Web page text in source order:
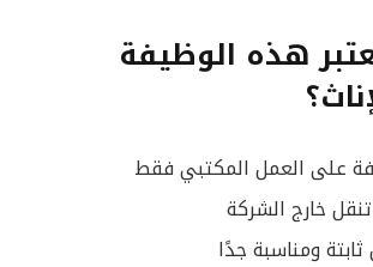
هذه الوظيفة
على العمل المكتبي فقط
خارج الشركة
ومناسبة جدًا